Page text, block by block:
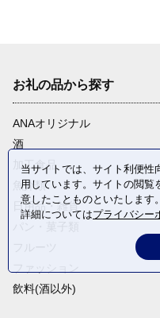
お礼の品から探す
ANAオリジナル
酒
加工食品
魚介類
日用品・雑貨
飲料(酒以外)
当サイトでは、サイト利便性
用しています。サイトの閲覧
意したことものといたします。
詳細についてはプライバシー